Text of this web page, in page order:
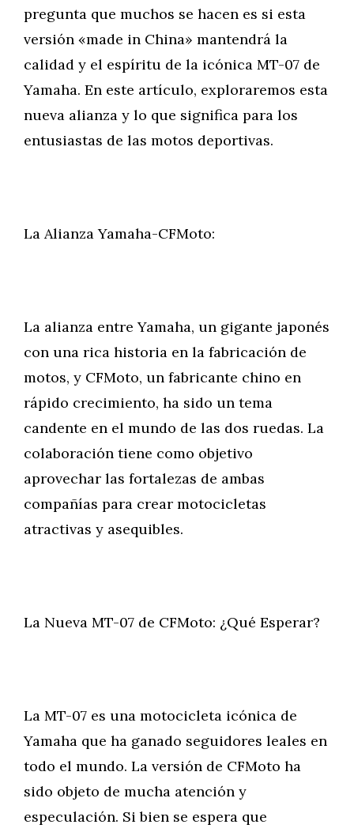
pregunta que muchos se hacen es si esta
versión «made in China» mantendrá la
calidad y el espíritu de la icónica MT-07 de
Yamaha. En este artículo, exploraremos esta
nueva alianza y lo que significa para los
entusiastas de las motos deportivas.
La Alianza Yamaha-CFMoto:
La alianza entre Yamaha, un gigante japonés
con una rica historia en la fabricación de
motos, y CFMoto, un fabricante chino en
rápido crecimiento, ha sido un tema
candente en el mundo de las dos ruedas. La
colaboración tiene como objetivo
aprovechar las fortalezas de ambas
compañías para crear motocicletas
atractivas y asequibles.
La Nueva MT-07 de CFMoto: ¿Qué Esperar?
La MT-07 es una motocicleta icónica de
Yamaha que ha ganado seguidores leales en
todo el mundo. La versión de CFMoto ha
sido objeto de mucha atención y
especulación. Si bien se espera que